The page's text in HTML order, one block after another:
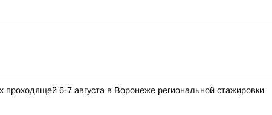
6-7 августа в Воронеже региональной стажировки